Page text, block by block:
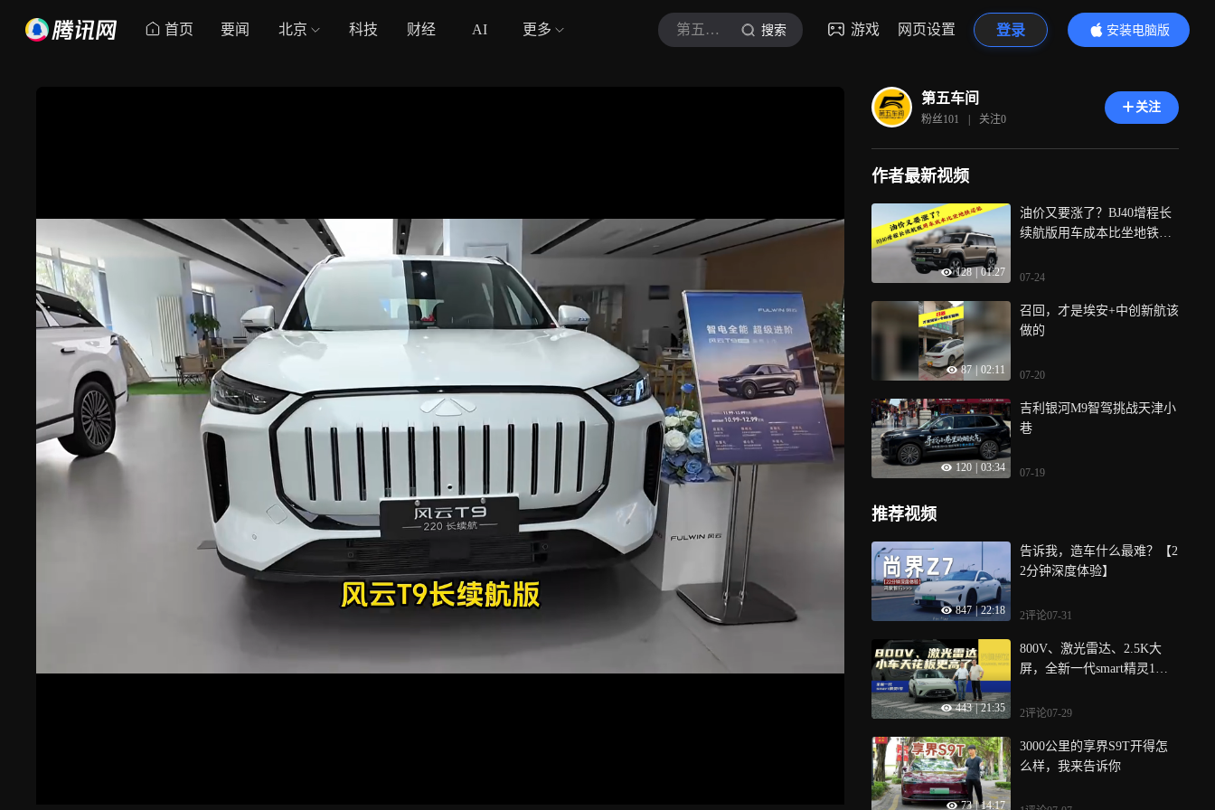
首页 要闻 北京 科技 财经 AI 更多 第五车间 搜索 游戏 网页设置 登录
安装电脑版
内容更精彩
第五车间
粉丝101 | 关注0
关注
作者最新视频
128 01:27
油价又要涨了？BJ40增程长
续航版用车成本比坐地铁还
07-24
87 02:11
召回，才是埃安+中创新航该
做的
07-20
120 03:34
吉利银河M9智驾挑战天津小
巷
07-19
推荐视频
847 | 22:18
告诉我，造车什么最难？【2
2分钟深度体验】
2评论07-31
443 | 21:35
800V、激光雷达、2.5K大
屏，全新一代smart精灵1号
2评论07-29
73 | 14:17
3000公里的享界S9T开得怎
么样，我来告诉你